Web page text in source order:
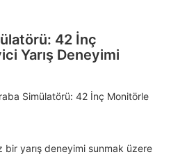
42 İnç
Yarış Deneyimi
Simülatörü: 42 İnç Monitörle
bir yarış deneyimi sunmak üzere